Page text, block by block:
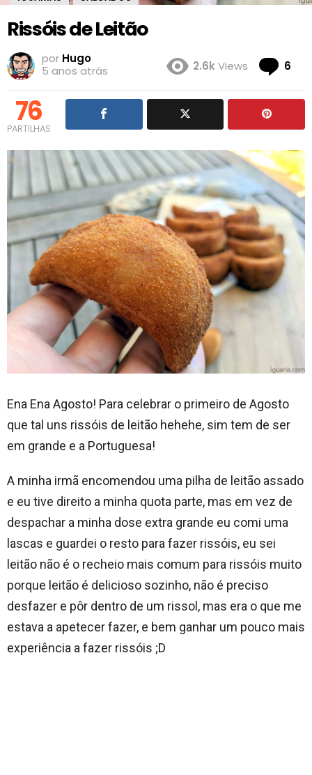
Rissóis de Leitão
por Hugo
5 anos atrás
2.6kViews 6
76
PARTILHAS
Ena Ena Agosto! Para celebrar o primeiro de Agosto
que tal uns rissóis de leitão hehehe, sim tem de ser
em grande e a Portuguesa!
A minha irmã encomendou uma pilha de leitão assado
e eu tive direito a minha quota parte, mas em vez de
despachar a minha dose extra grande eu comi uma
lascas e guardei o resto para fazer rissóis, eu sei
leitão não é o recheio mais comum para rissóis muito
porque leitão é delicioso sozinho, não é preciso
desfazer e pôr dentro de um rissol, mas era o que me
estava a apetecer fazer, e bem ganhar um pouco mais
experiência a fazer rissóis ;D